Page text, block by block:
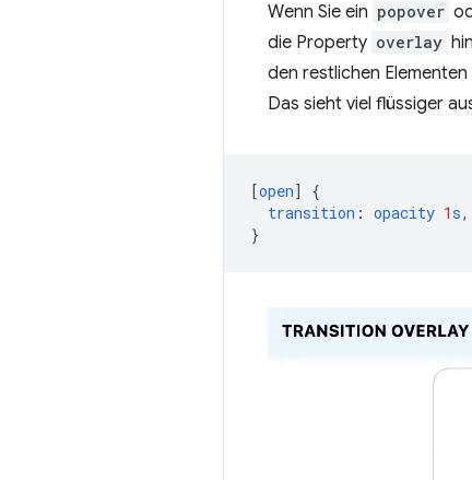
Wenn Sie ein popover
die Property overlay
den restlichen
Das sieht viel flüssiger
[open]
{
transition : opacity 1s,
}